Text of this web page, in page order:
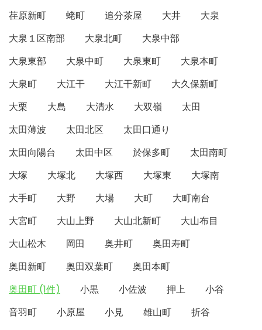
荏原新町
蛯町 追分茶屋 大井
大泉
大泉１区南部
大泉北町
大泉中部
大泉東部
大泉中町 大泉東町
大泉本町
大泉町
大江干 大江干新町
大久保新町
大栗
大島 大清水 大双嶺
太田
太田薄波
太田北区
太田口通り
太田向陽台
太田中区 於保多町
太田南町
大塚
大塚北 大塚西 大塚東
大塚南
大手町
大野 大場 大町
大町南台
大宮町
大山上野 大山北新町
大山布目
大山松木
岡田 奥井町
奥田寿町
奥田新町
奥田双葉町
奥田本町
奥田町 (1件)
小黒 小佐波 押上
小谷
音羽町
小原屋 小見 雄山町
折谷